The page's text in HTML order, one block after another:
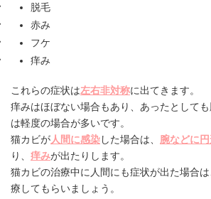
脱毛
赤み
フケ
痒み
これらの症状は左右非対称に出てきます。
痒みはほぼない場合もあり、あったとして
は軽度の場合が多いです。
猫カビが人間に感染した場合は、 腕などに
り、 痒みが出たりします。
猫カビの治療中に人間にも症状が出た場合
療してもらいましょう。